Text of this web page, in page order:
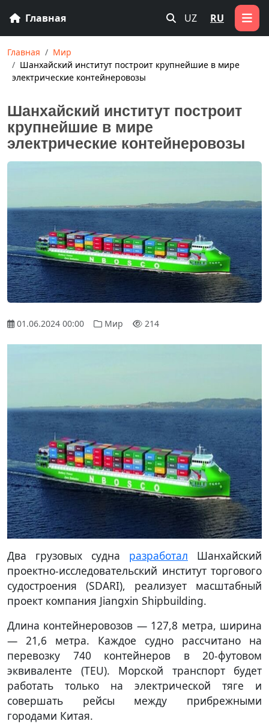
Главная UZ RU
Главная
Мир
Шанхайский институт построит крупнейшие в мире
электрические контейнеровозы
Шанхайский институт построит
крупнейшие в мире
электрические контейнеровозы
01.06.2024 00:00 Мир 214
Два грузовых судна разработал Шанхайский
проектно-исследовательский институт торгового
судостроения (SDARI), реализует масштабный
проект компания Jiangxin Shipbuilding.
Длина контейнеровозов — 127,8 метра, ширина
— 21,6 метра. Каждое судно рассчитано на
перевозку 740 контейнеров в 20-футовом
эквиваленте (TEU). Морской транспорт будет
работать только на электрической тяге и
совершать рейсы между прибрежными
городами Китая.